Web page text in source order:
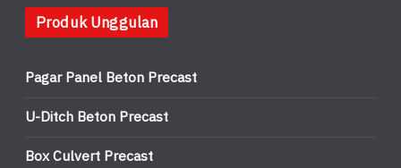
Produk Unggulan
Pagar Panel Beton Precast
U-Ditch Beton Precast
Box Culvert Precast